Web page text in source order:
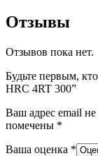
Отзывы
Отзывов пока нет.
Будьте первым,
HRC 4RT 300”
Ваш адрес email не
помечены *
Ваша оценка *